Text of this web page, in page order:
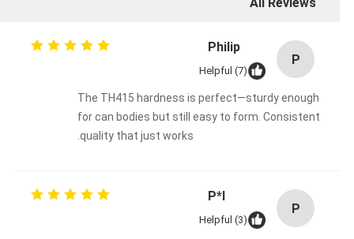
P
Philip
Helpful (7)
The TH415 hardness is perfect—sturdy enough
for can bodies but still easy to form. Consistent
quality that just works.
P
P*l
Helpful (3)